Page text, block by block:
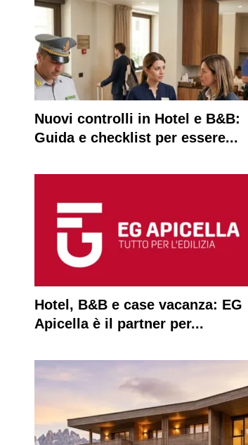
Nuovi controlli in Hotel e B&B:
Guida e checklist per essere...
Hotel, B&B e case vacanza: EG
Apicella è il partner per...